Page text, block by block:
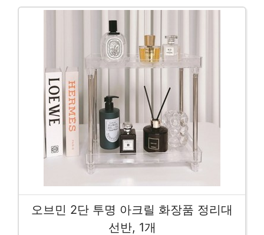
오브민 2단 투명 아크릴 화장품 정리대
선반, 1개